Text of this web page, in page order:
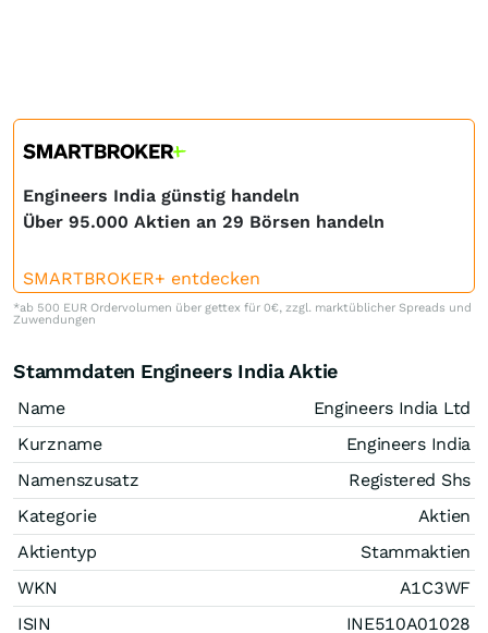
Engineers India günstig handeln
Über 95.000 Aktien an 29 Börsen handeln
SMARTBROKER+ entdecken
*ab 500 EUR Ordervolumen über gettex für 0€, zzgl. marktüblicher Spreads und
Zuwendungen
Stammdaten Engineers India Aktie
Name
Engineers India Ltd
Kurzname
Engineers India
Namenszusatz
Registered Shs
Kategorie
Aktien
Aktientyp
Stammaktien
WKN
A1C3WF
ISIN
INE510A01028